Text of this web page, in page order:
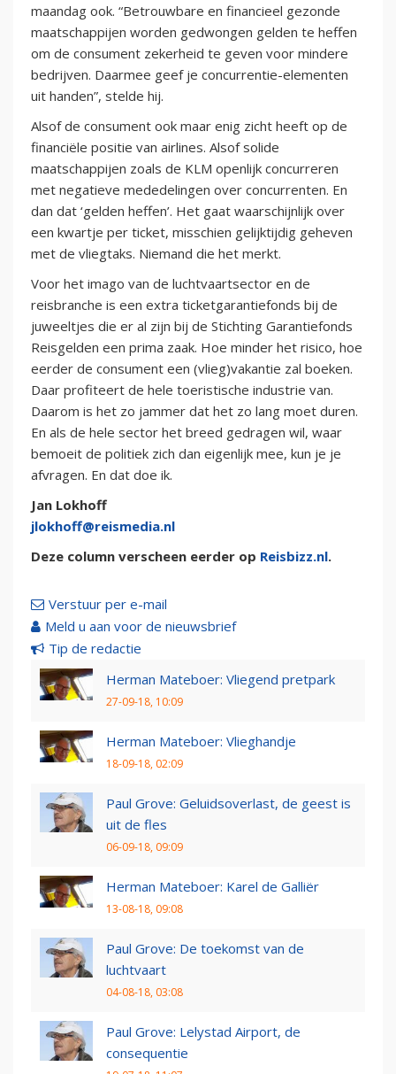
maandag ook. “Betrouwbare en financieel gezonde
maatschappijen worden gedwongen gelden te heffen
om de consument zekerheid te geven voor mindere
bedrijven. Daarmee geef je concurrentie-elementen
uit handen”, stelde hij.
Alsof de consument ook maar enig zicht heeft op de
financiële positie van airlines. Alsof solide
maatschappijen zoals de KLM openlijk concurreren
met negatieve mededelingen over concurrenten. En
dan dat ‘gelden heffen’. Het gaat waarschijnlijk over
een kwartje per ticket, misschien gelijktijdig geheven
met de vliegtaks. Niemand die het merkt.
Voor het imago van de luchtvaartsector en de
reisbranche is een extra ticketgarantiefonds bij de
juweeltjes die er al zijn bij de Stichting Garantiefonds
Reisgelden een prima zaak. Hoe minder het risico, hoe
eerder de consument een (vlieg)vakantie zal boeken.
Daar profiteert de hele toeristische industrie van.
Daarom is het zo jammer dat het zo lang moet duren.
En als de hele sector het breed gedragen wil, waar
bemoeit de politiek zich dan eigenlijk mee, kun je je
afvragen. En dat doe ik.
Jan Lokhoff
jlokhoff@reismedia.nl
Deze column verscheen eerder op Reisbizz.nl.
Verstuur per e-mail
Meld u aan voor de nieuwsbrief
Tip de redactie
Herman Mateboer: Vliegend pretpark
27-09-18, 10:09
Herman Mateboer: Vlieghandje
18-09-18, 02:09
Paul Grove: Geluidsoverlast, de geest is
uit de fles
06-09-18, 09:09
Herman Mateboer: Karel de Galliër
13-08-18, 09:08
Paul Grove: De toekomst van de
luchtvaart
04-08-18, 03:08
Paul Grove: Lelystad Airport, de
consequentie